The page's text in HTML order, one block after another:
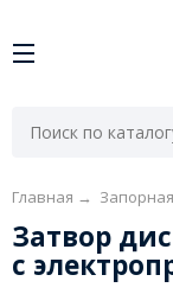
Главная →
Затвор
с